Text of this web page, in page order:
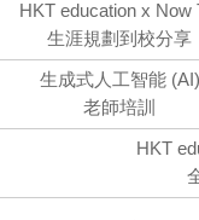
HKT education x Now
生涯規劃到校分享
生成式人工智能 (AI)
老師培訓
HKT